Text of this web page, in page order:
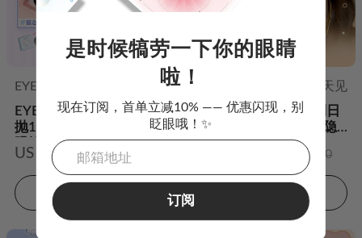
EYEPONY
小世界
EYEPONY 小世界系列日
抛10片装水凝胶彩色隐形
US $14.98 US $24.00
明天见
EYEPONY明天见系列日
抛10片装 水凝胶彩色隐
形眼镜
US $24.00
是时候犒劳一下你的眼睛
啦！
现在订阅，首单立减10% —— 优惠闪现，别
眨眼哦！✨
订阅